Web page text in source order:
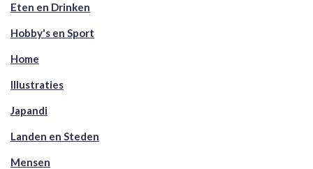
Eten en Drinken
Hobby's en Sport
Home
Illustraties
Japandi
Landen en Steden
Mensen